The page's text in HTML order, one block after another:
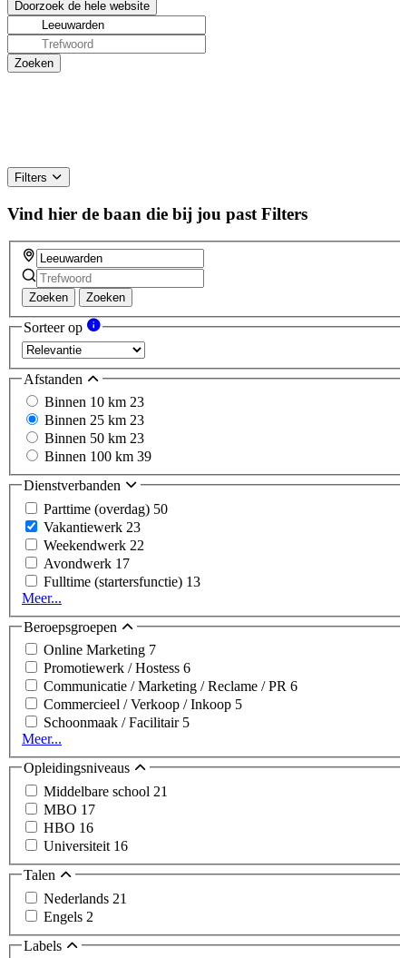
Filters
Vind hier de baan die bij jou past Filters
Zoeken Zoeken
Sorteer op
Afstanden
Binnen 10 km 23
Binnen 25 km 23
Binnen 50 km 23
Binnen 100 km 39
Dienstverbanden
Parttime (overdag) 50
Vakantiewerk 23
Weekendwerk 22
Avondwerk 17
Fulltime (startersfunctie) 13
Meer...
Beroepsgroepen
Online Marketing 7
Promotiewerk / Hostess 6
Communicatie / Marketing / Reclame / PR 6
Commercieel / Verkoop / Inkoop 5
Schoonmaak / Facilitair 5
Meer...
Opleidingsniveaus
Middelbare school 21
MBO 17
HBO 16
Universiteit 16
Talen
Nederlands 21
Engels 2
Labels